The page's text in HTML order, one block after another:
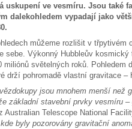
uskupení ve vesmíru. Jsou také
dalekohledem vypadají jako
můžeme rozlišit v třpytivém
sebe. Výkonný Hubbleův kosmický
miliónů světelných roků. Pohledem
drží pohromadě vlastní gravitace –
jsou mnohem menší než
základní stavební prvky vesmíru
Australian Telescope National
byly pozorovány gravitační